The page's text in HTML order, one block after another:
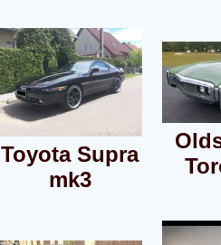
Toyota Supra
mk3